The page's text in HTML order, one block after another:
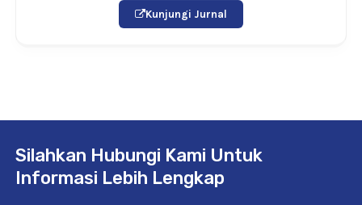
Kunjungi Jurnal
Silahkan Hubungi Kami Untuk
Informasi Lebih Lengkap